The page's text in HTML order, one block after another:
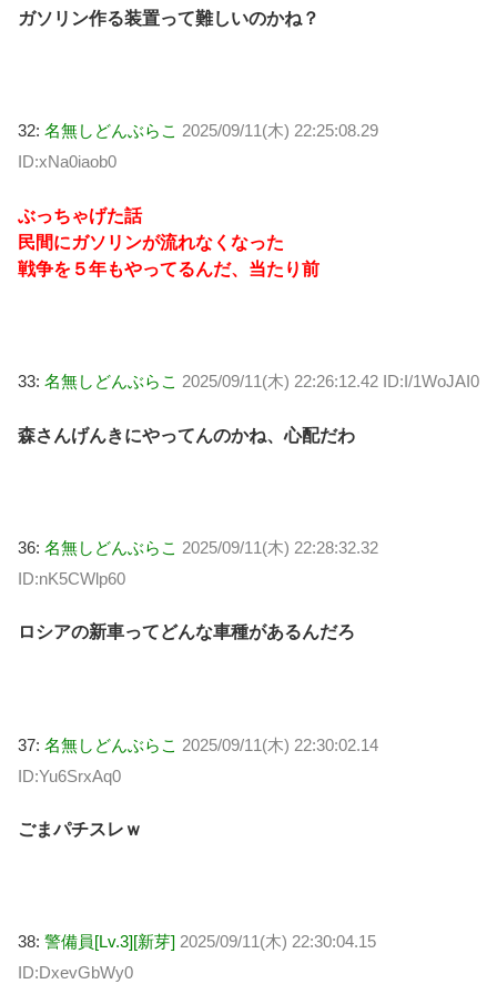
ガソリン作る装置って難しいのかね？
32: 名無しどんぶらこ 2025/09/11(木) 22:25:08.29
ID:xNa0iaob0
ぶっちゃげた話
民間にガソリンが流れなくなった
戦争を５年もやってるんだ、当たり前
33: 名無しどんぶらこ 2025/09/11(木) 22:26:12.42 ID:I/1WoJAI0
森さんげんきにやってんのかね、心配だわ
36: 名無しどんぶらこ 2025/09/11(木) 22:28:32.32
ID:nK5CWlp60
ロシアの新車ってどんな車種があるんだろ
37: 名無しどんぶらこ 2025/09/11(木) 22:30:02.14
ID:Yu6SrxAq0
ごまパチスレｗ
38: 警備員[Lv.3][新芽] 2025/09/11(木) 22:30:04.15
ID:DxevGbWy0